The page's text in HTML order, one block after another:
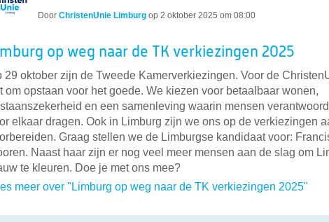
Door ChristenUnie Limburg op 2 oktober 2025 om 08:00
op weg naar de TK verkiezingen 2025
29 oktober zijn de Tweede Kamerverkiezingen. Voor de
om opstaan voor het goede. We kiezen voor betaalbaar wonen,
en een samenleving waarin mensen
elkaar dragen. Ook in Limburg zijn we ons op de verkiezingen
Graag stellen we de Limburgse kandidaat voor:
Naast haar zijn er nog veel meer mensen aan de slag om
te kleuren. Doe je met ons mee?
meer over "Limburg op weg naar de TK verkiezingen 2025"